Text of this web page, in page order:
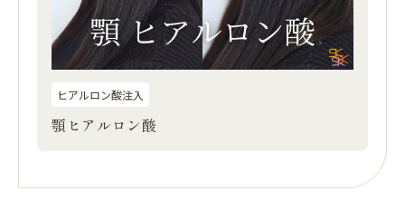
ヒアルロン酸注入
顎ヒアルロン酸